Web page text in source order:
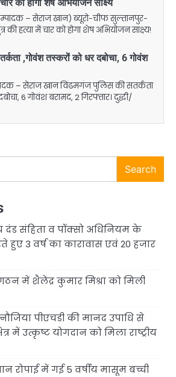
को होगा शेष अभियोजन साक्ष्य
– सेराज खान) ब्यूरो-चीफ सुल्तानपुर-
की हत्या में चार को होगा शेष अभियोजन साक्ष्य!
,गोवंश तस्करों को धर दबोचा, 6 गोवंश
– सेराज खान विंढमगंज पुलिस की सतर्कता
6 गोवंश बरामद, 2 गिरफ्तार। दुद्धी/
Search
दंड संहिता व पॉक्सो अधिनियम के
हुए 3 वर्ष का कारावास एवं 20 हजार
में शैलेंद्र कुमार मिश्रा को मिली
पीएचडी की मानद उपाधि से
में उत्कृष्ट योगदान को मिला राष्ट्रीय
रोपाई में गई 5 वर्षीय मासूम बच्ची